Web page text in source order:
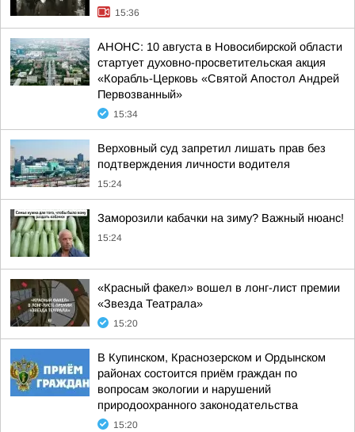
15:36
АНОНС: 10 августа в Новосибирской области
стартует духовно-просветительская акция
«Корабль-Церковь «Святой Апостол Андрей
Первозванный»
15:34
Верховный суд запретил лишать прав без
подтверждения личности водителя
15:24
Заморозили кабачки на зиму? Важный нюанс!
15:24
«Красный факел» вошел в лонг-лист премии
«Звезда Театрала»
15:20
В Купинском, Краснозерском и Ордынском
районах состоится приём граждан по
вопросам экологии и нарушений
природоохранного законодательства
15:20